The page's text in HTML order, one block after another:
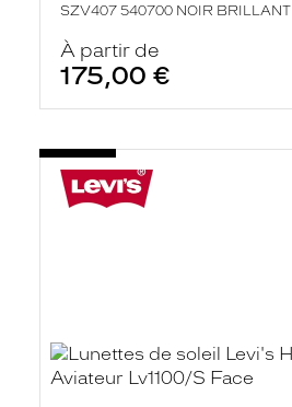
SZV407 540700 NOIR BRILLANT
À partir de
175,00 €